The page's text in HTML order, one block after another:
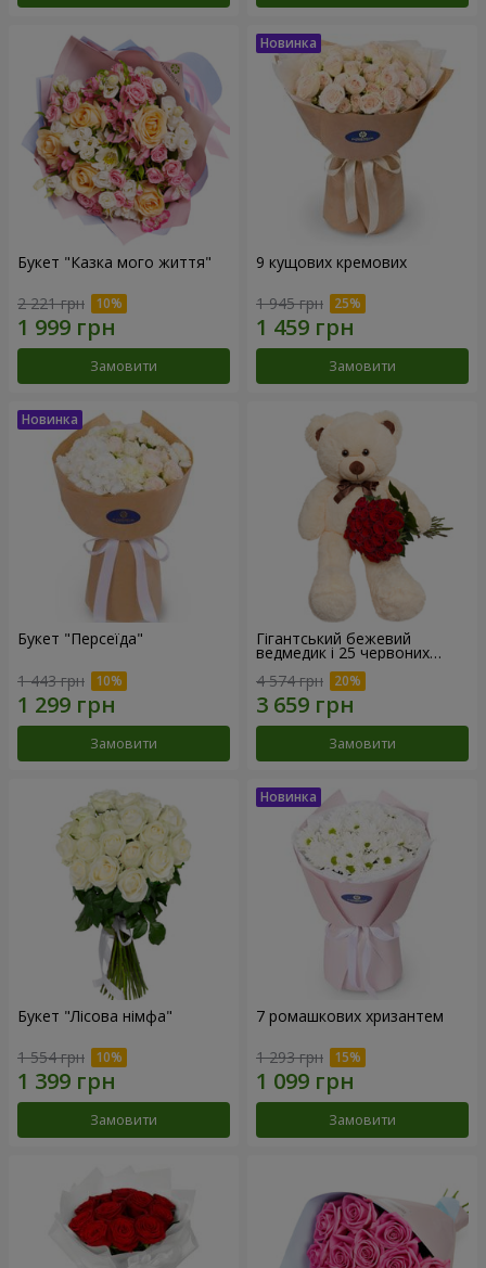
Букет "Казка мого життя"
2 221 грн
Замовити
9 кущових кремових
1 945 грн
Замовити
Букет "Персеїда"
1 443 грн
Замовити
Гігантський бежевий
ведмедик і 25 червоних
троянд
4 574 грн
Замовити
Букет "Лісова німфа"
1 554 грн
Замовити
7 ромашкових хризантем
1 293 грн
Замовити